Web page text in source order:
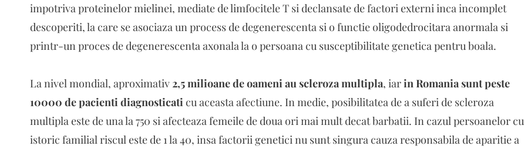
impotriva proteinelor mielinei, mediate de limfocitele T si declansate de factori externi inca incomplet
descoperiti, la care se asociaza un process de degenerescenta si o functie oligodedrocitara anormala si
printr-un proces de degenerescenta axonala la o persoana cu susceptibilitate genetica pentru boala.
La nivel mondial, aproximativ 2,5 milioane de oameni au scleroza multipla, iarin Romania sunt peste
10000 de pacienti diagnosticati cu aceasta afectiune. In medie, posibilitatea de a suferi de scleroza
multipla este de una la 750 si afecteaza femeile de doua ori mai mult decat barbatii. In cazul persoanelor cu
istoric familial riscul este de 1 la 40, insa factorii genetici nu sunt singura cauza responsabila de aparitie a